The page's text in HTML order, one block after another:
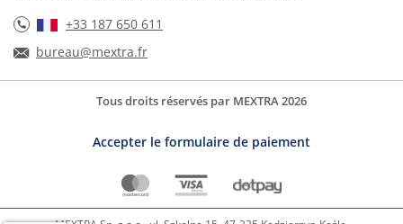
+33 187 650 611
bureau@mextra.fr
Tous droits réservés par MEXTRA 2026
Accepter le formulaire de paiement